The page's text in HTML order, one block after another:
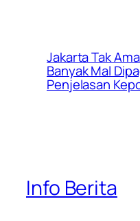
Jakarta Tak
Banyak Mal
Penjelasan
Info Berita